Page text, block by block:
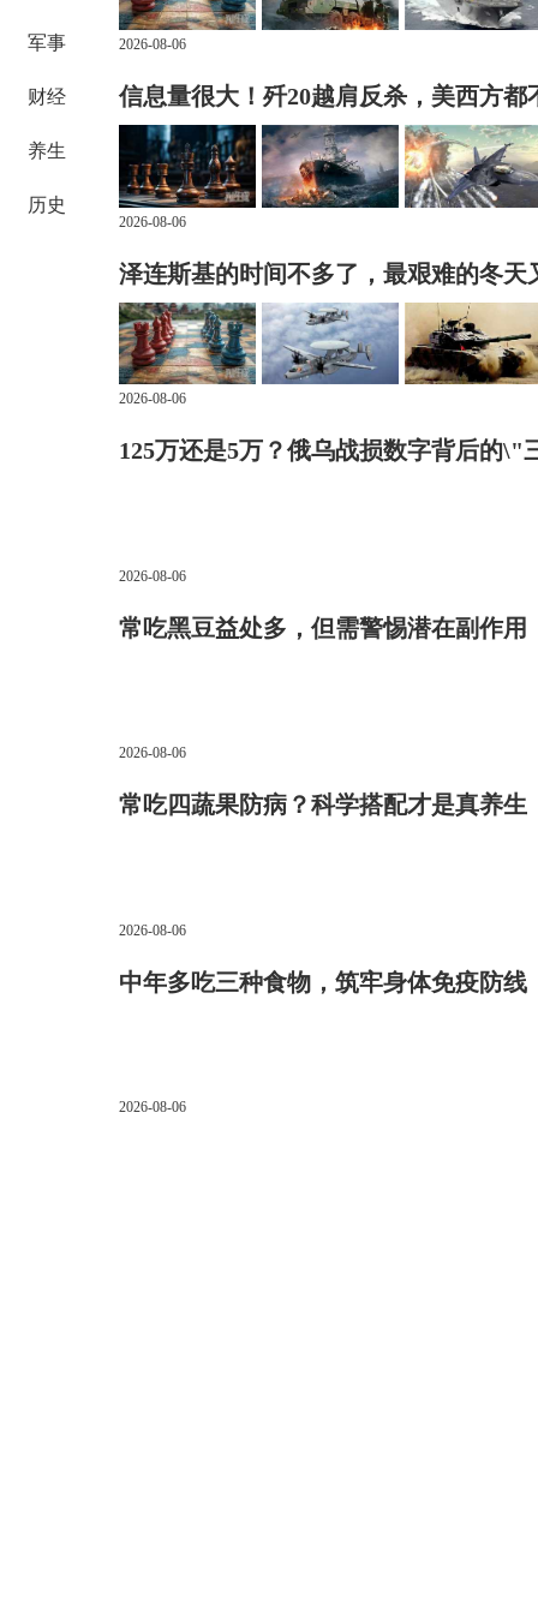
军事
财经
养生
历史
2026-08-06
信息量很大！歼20越肩反杀，美西方都
2026-08-06
泽连斯基的时间不多了，最艰难的冬天
2026-08-06
125万还是5万？俄乌战损数字背后的\"
2026-08-06
常吃黑豆益处多，但需警惕潜在副作用
2026-08-06
常吃四蔬果防病？科学搭配才是真养生
2026-08-06
中年多吃三种食物，筑牢身体免疫防线
2026-08-06